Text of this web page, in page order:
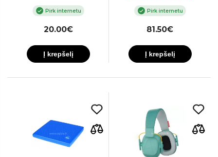
Pirk internetu
20.00€
Į krepšelį
Pirk internetu
81.50€
Į krepšelį